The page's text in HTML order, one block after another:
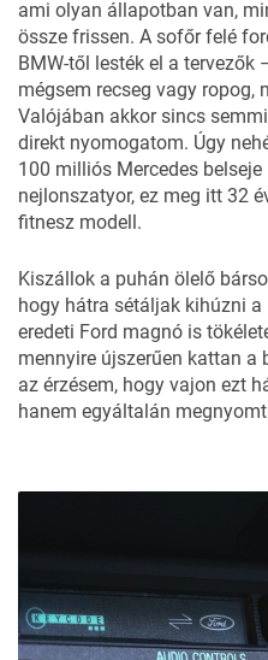
ami olyan állapotban van,
össze frissen. A sofőr felé
BMW-től lesték el a tervezők
mégsem recseg vagy
Valójában akkor sincs
direkt nyomogatom. Úgy
100 milliós Mercedes
nejlonszatyor, ez meg itt 32
fitnesz modell.
Kiszállok a puhán ölelő
hogy hátra sétáljak kihúzni
eredeti Ford magnó is
mennyire újszerűen kattan
az érzésem, hogy vajon ezt
hanem egyáltalán